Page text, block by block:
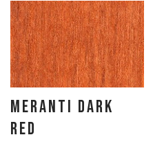
MERANTI DARK
RED